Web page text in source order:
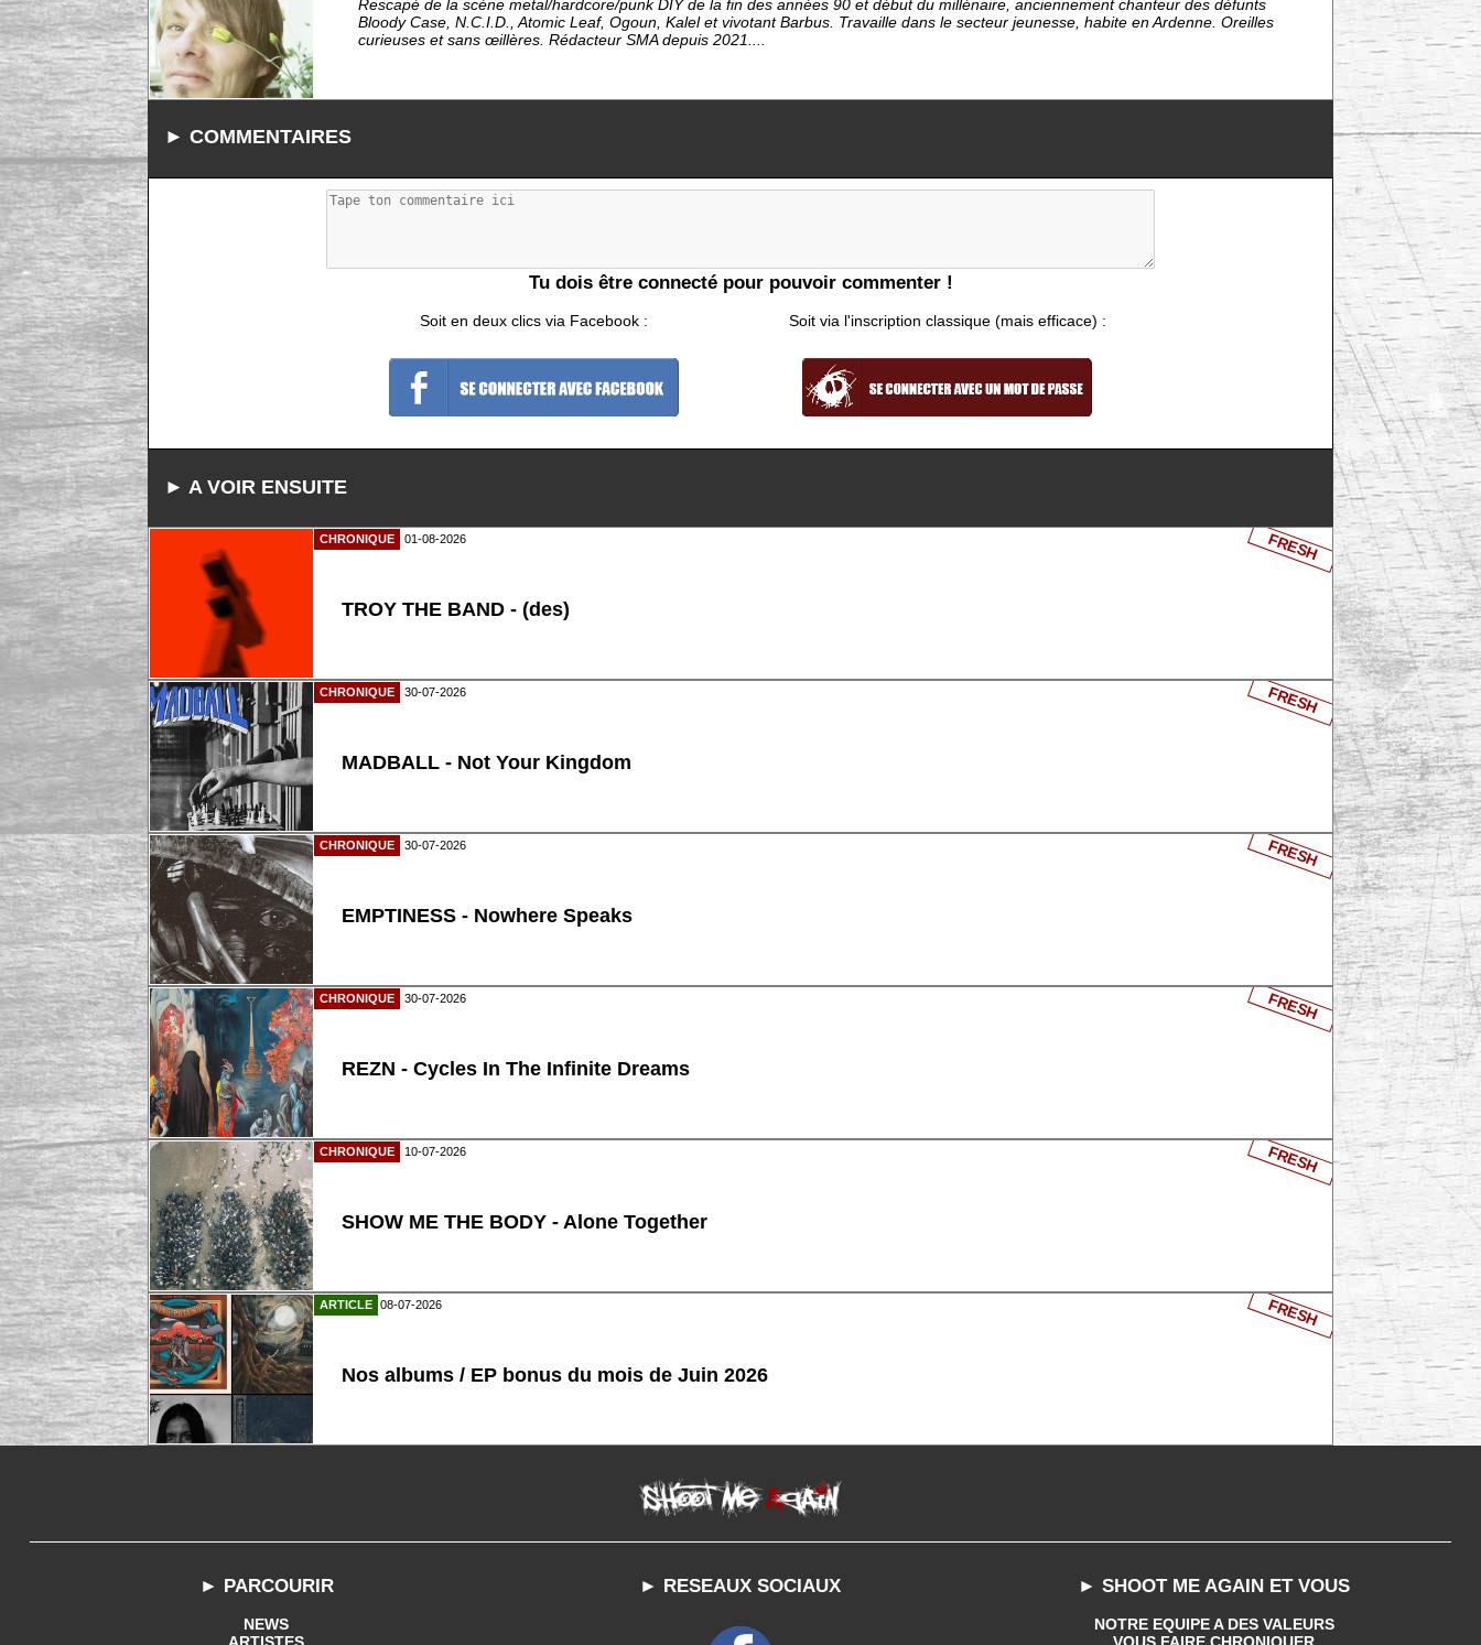
Rescapé de la scène metal/hardcore/punk DIY de la fin des années 90 et début du millénaire, anciennement chanteur des défunts
Bloody Case, N.C.I.D., Atomic Leaf, Ogoun, Kalel et vivotant Barbus. Travaille dans le secteur jeunesse, habite en Ardenne. Oreilles
curieuses et sans œillères. Rédacteur SMA depuis 2021....
► COMMENTAIRES
Tu dois être connecté pour pouvoir commenter !
Soit en deux clics via Facebook : Soit via l'inscription classique (mais efficace) :
► A VOIR ENSUITE
CHRONIQUE 01-08-2026
TROY THE BAND - (des)
FRESH
CHRONIQUE 30-07-2026
MADBALL - Not Your Kingdom
FRESH
CHRONIQUE 30-07-2026
EMPTINESS - Nowhere Speaks
FRESH
CHRONIQUE 30-07-2026
REZN - Cycles In The Infinite Dreams
FRESH
CHRONIQUE 10-07-2026
SHOW ME THE BODY - Alone Together
FRESH
ARTICLE 08-07-2026
Nos albums / EP bonus du mois de Juin 2026
FRESH
► PARCOURIR
NEWS
► RESEAUX SOCIAUX ► SHOOT ME AGAIN ET VOUS
NOTRE EQUIPE A DES VALEURS